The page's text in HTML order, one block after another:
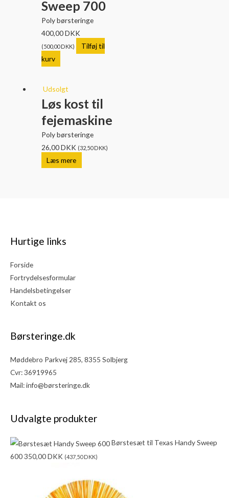
Sweep 700
Poly børsteringe
400,00DKK
(500,00DKK)
Tilføj til
kurv
Udsolgt
Løs kost til
fejemaskine
Poly børsteringe
26,00DKK (32,50DKK)
Læs mere
Hurtige links
Forside
Fortrydelsesformular
Handelsbetingelser
Kontakt os
Børsteringe.dk
Møddebro Parkvej 285, 8355 Solbjerg
Cvr: 36919965
Mail:info@børsteringe.dk
Udvalgte produkter
Børstesæt til Texas Handy Sweep
600350,00DKK (437,50DKK)